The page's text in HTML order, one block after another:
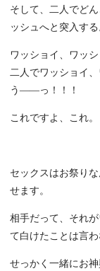
そして、二人でど
ッシュへと突入する
ワッショイ、ワッ
二人でワッショイ
う――っ！！！
これですよ、これ。
セックスはお祭り
せます。
相手だって、それ
て白けたことは言わ
せっかく一緒にお